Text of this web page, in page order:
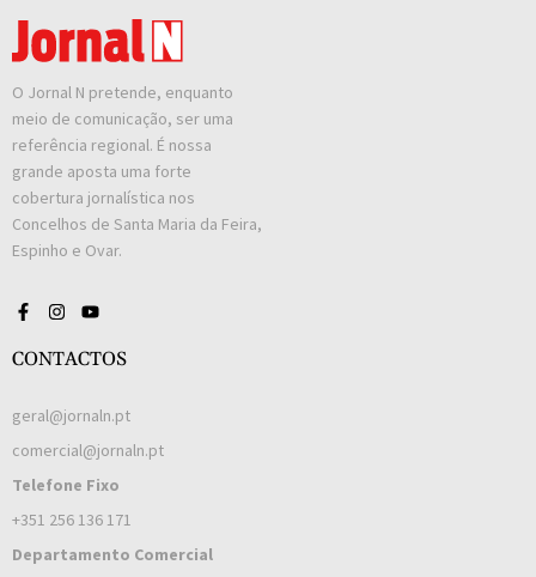
O Jornal N pretende, enquanto
meio de comunicação, ser uma
referência regional. É nossa
grande aposta uma forte
cobertura jornalística nos
Concelhos de Santa Maria da Feira,
Espinho e Ovar.
CONTACTOS
geral@jornaln.pt
comercial@jornaln.pt
Telefone Fixo
+351 256 136 171
Departamento Comercial